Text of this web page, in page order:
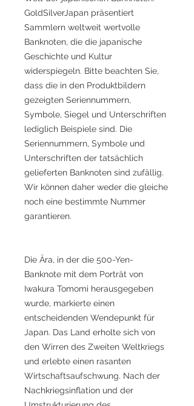
GoldSilverJapan präsentiert
Sammlern weltweit wertvolle
Banknoten, die die japanische
Geschichte und Kultur
widerspiegeln. Bitte beachten Sie,
dass die in den Produktbildern
gezeigten Seriennummern,
Symbole, Siegel und Unterschriften
lediglich Beispiele sind. Die
Seriennummern, Symbole und
Unterschriften der tatsächlich
gelieferten Banknoten sind zufällig.
Wir können daher weder die gleiche
noch eine bestimmte Nummer
garantieren.
Die Ära, in der die 500-Yen-
Banknote mit dem Porträt von
Iwakura Tomomi herausgegeben
wurde, markierte einen
entscheidenden Wendepunkt für
Japan. Das Land erholte sich von
den Wirren des Zweiten Weltkriegs
und erlebte einen rasanten
Wirtschaftsaufschwung. Nach der
Nachkriegsinflation und der